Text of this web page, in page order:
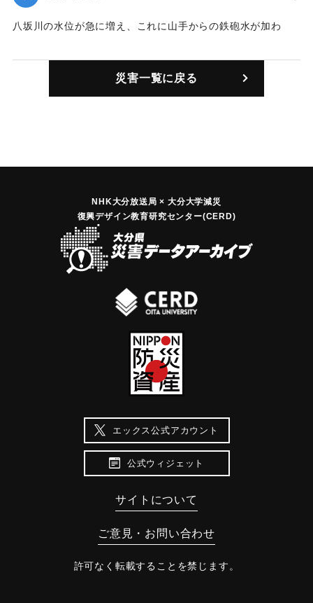
｜固有コード:00857003
八坂川の水位が急に増え、これに山手からの鉄砲水が加わ
戸ある集落の半数が濁流に洗われ、低地の家では濁流が床上1
メートル以上にもなった。住人は2階や近くの小学校などに避
難したが、警察がゴムボートで救出したところもあった。
災害一覧に戻る
NHK大分放送局 × 大分大学減災
復興デザイン教育研究センター(CERD)
エックス公式アカウント
公式ウィジェット
サイトについて
ご意見・お問い合わせ
許可なく転載することを禁じます。